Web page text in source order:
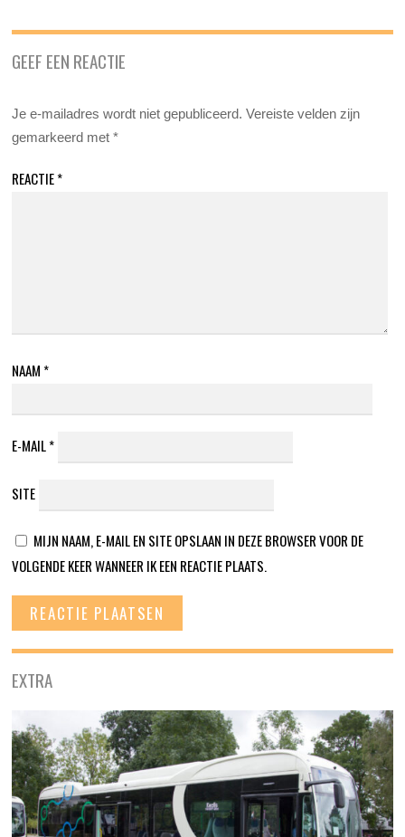
GEEF EEN REACTIE
Je e-mailadres wordt niet gepubliceerd. Vereiste velden zijn
gemarkeerd met*
REACTIE*
NAAM *
E-MAIL*
SITE
MIJN NAAM, E-MAIL EN SITE OPSLAAN IN DEZE BROWSER VOOR DE
VOLGENDE KEER WANNEER IK EEN REACTIE PLAATS.
EXTRA